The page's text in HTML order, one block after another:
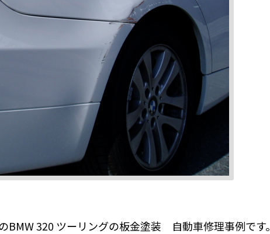
320 ツーリングの板金塗装 自動車修理事例です。